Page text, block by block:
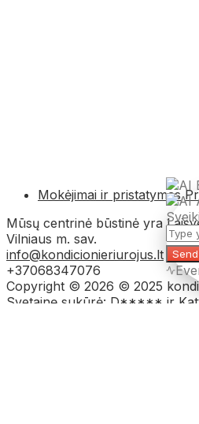
Mokėjimai ir pristatymas
Mūsų centrinė būstinė yra
Vilniaus m. sav.
info@kondicionieriurojus.lt
+37068347076
Copyright © 2026 © 2025
Svetainę sukūrė: D***** ir
Send